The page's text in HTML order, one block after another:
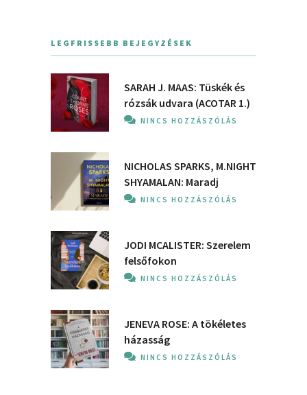
LEGFRISSEBB BEJEGYZÉSEK
SARAH J. MAAS: Tüskék és
rózsák udvara (ACOTAR 1.)
NINCS HOZZÁSZÓLÁS
NICHOLAS SPARKS, M.NIGHT
SHYAMALAN: Maradj
NINCS HOZZÁSZÓLÁS
JODI MCALISTER: Szerelem
felsőfokon
NINCS HOZZÁSZÓLÁS
JENEVA ROSE: A ​tökéletes
házasság
NINCS HOZZÁSZÓLÁS